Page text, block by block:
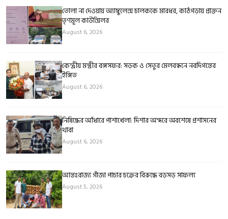
তোলা না দেওয়ায় অ্যাম্বুলেন্স চালককে মারধর, কাঠগড়ায় প্রাক্তন
তৃণমূল কাউন্সিলর
August 6, 2026
কেন্দ্রীয় মন্ত্রীর বঙ্গসফর: সড়ক ও সেতুর মেলবন্ধনে নবদিগন্তের
ইঙ্গিত
August 6, 2026
নিষিদ্ধের আঁধারে পাশাখেলা: দিশার অন্দরে অবশেষে প্রশাসনের
থাবা
August 6, 2026
আন্তঃরাজ্য গাঁজা পাচার চক্রের বিরুদ্ধে বড়সড় সাফল্য
August 5, 2026